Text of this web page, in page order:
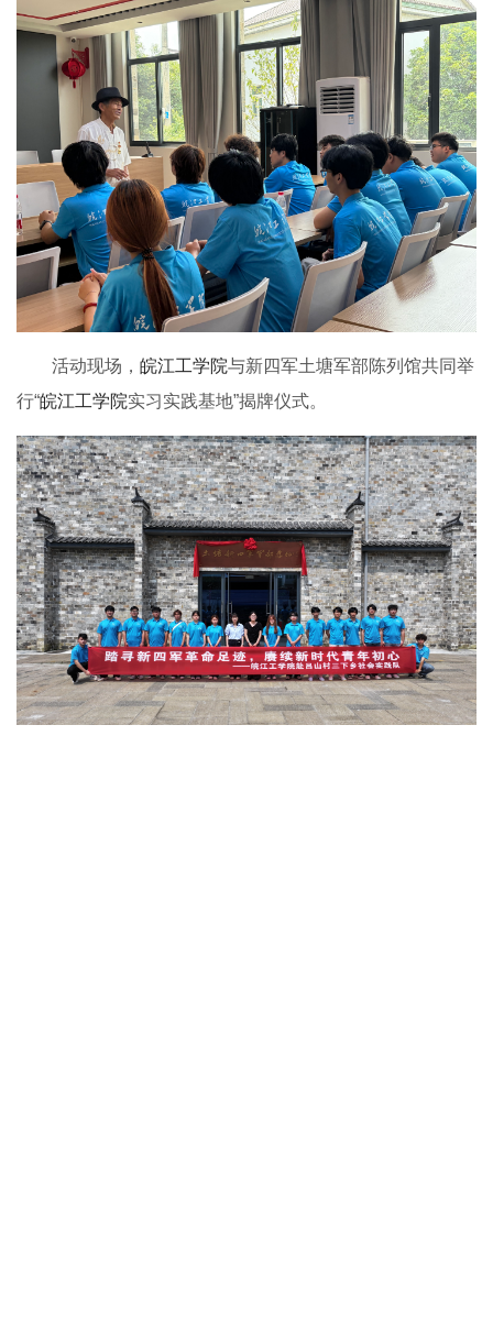
活动现场， 皖江工学院与新四军土塘军部陈列馆共同举
行“皖江工学院实习实践基地”揭牌仪式。